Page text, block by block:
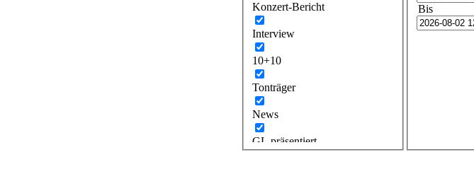
Konzert-Bericht
Interview
10+10
Tonträger
News
GL präsentiert
Bis